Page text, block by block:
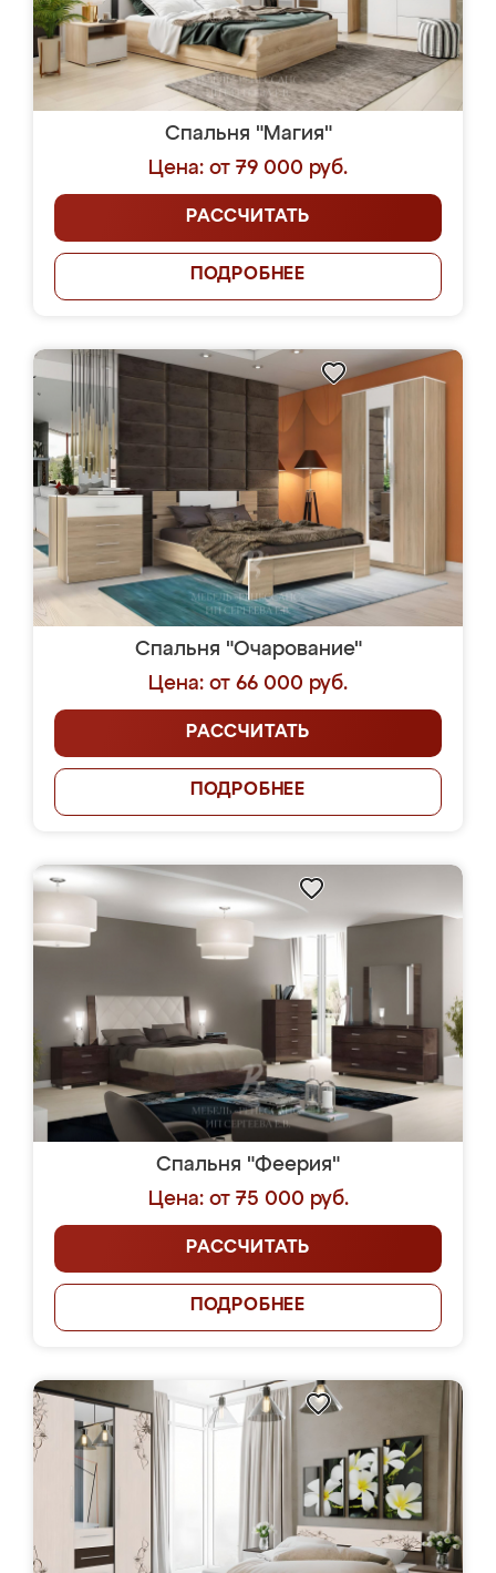
Спальня "Магия"
Цена: от 79 000 руб.
РАССЧИТАТЬ
ПОДРОБНЕЕ
Спальня "Очарование"
Цена: от 66 000 руб.
РАССЧИТАТЬ
ПОДРОБНЕЕ
Спальня "Феерия"
Цена: от 75 000 руб.
РАССЧИТАТЬ
ПОДРОБНЕЕ